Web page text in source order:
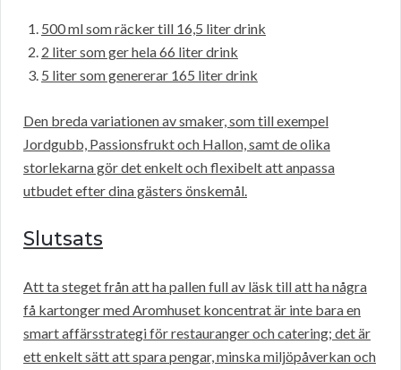
500 ml som räcker till 16,5 liter drink
2 liter som ger hela 66 liter drink
5 liter som genererar 165 liter drink
Den breda variationen av smaker, som till exempel
Jordgubb, Passionsfrukt och Hallon, samt de olika
storlekarna gör det enkelt och flexibelt att anpassa
utbudet efter dina gästers önskemål.
Slutsats
Att ta steget från att ha pallen full av läsk till att ha några
få kartonger med Aromhuset koncentrat är inte bara en
smart affärsstrategi för restauranger och catering; det är
ett enkelt sätt att spara pengar, minska miljöpåverkan och